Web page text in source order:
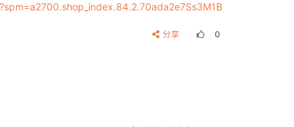
分享 0